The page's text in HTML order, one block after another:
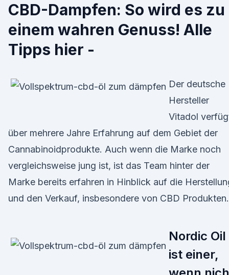
CBD-Dampfen: So wird es zu
einem wahren Genuss! Alle
Tipps hier -
Der deutsche
Hersteller
Vitadol
über mehrere Jahre Erfahrung auf dem Gebiet der
Cannabinoidprodukte. Auch wenn die Marke noch
vergleichsweise jung ist, ist das Team hinter der
Marke bereits erfahren in Hinblick auf die
und den Verkauf, insbesondere von CBD Produkten.
Nordic Oil
ist einer,